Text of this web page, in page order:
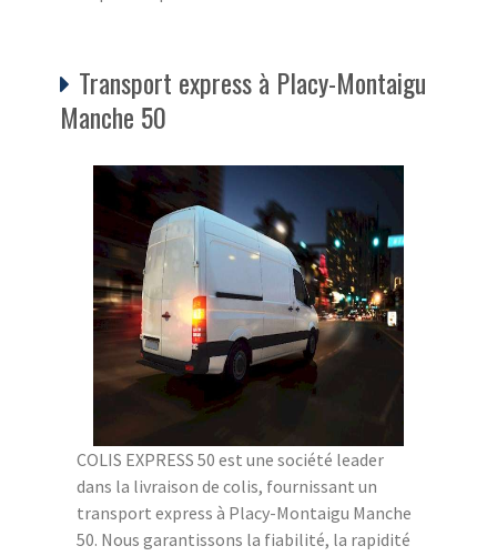
Transport express à Placy-Montaigu
Manche 50
COLIS EXPRESS 50 est une société leader
dans la livraison de colis, fournissant un
transport express à Placy-Montaigu Manche
50. Nous garantissons la fiabilité, la rapidité